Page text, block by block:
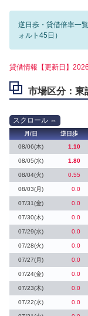
逆日歩・貸借倍率一
ォルト45日）
貸借情報【更新日】
市場区分：東
月/日 逆日歩
08/06(木)
1.10
08/05(水) 1.80
08/04(火) 0.55
08/03(月) 0.0
07/31(金) 0.0
07/30(木) 0.0
07/29(水) 0.0
07/28(火) 0.0
07/27(月) 0.0
07/24(金) 0.0
07/23(木) 0.0
07/22(水) 0.0